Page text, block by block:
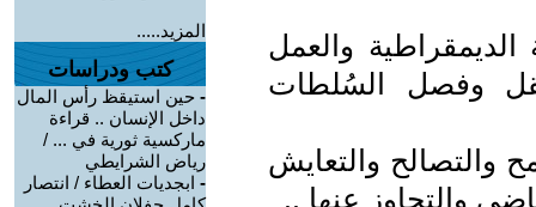
الديمقراطية والعمل
وفصل السُلطات
والتصالح والتعايش
والتجاوز عنها ..
المزيد.....
كتب ودراسات
- حين استيقظ رأس المال
داخل الإنسان .. قراءة
ماركسية ثورية في ... /
رياض الشرايطي
- ابجديات العطاء / انتصار